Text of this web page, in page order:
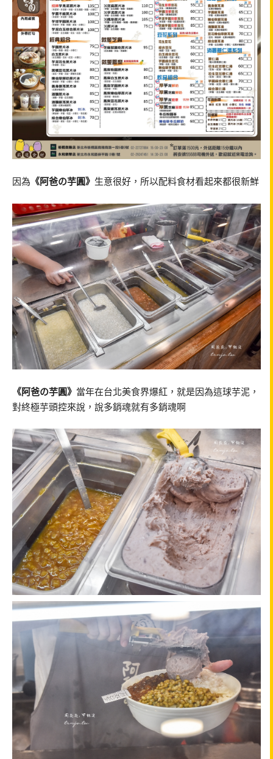
因為 《阿爸の芋圓》 生意很好，所以配料食材看起來都很新鮮
《阿爸の芋圓》 當年在台北美食界爆紅，就是因為這球芋泥，
對終極芋頭控來說，說多銷魂就有多銷魂啊